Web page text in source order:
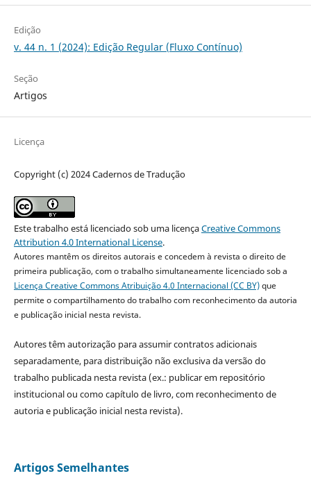
Edição
v. 44 n. 1 (2024): Edição Regular (Fluxo Contínuo)
Seção
Artigos
Licença
Copyright (c) 2024 Cadernos de Tradução
Este trabalho está licenciado sob uma licençaCreative Commons
Attribution 4.0 International License.
Autores mantêm os direitos autorais e concedem à revista o direito de
primeira publicação, com o trabalho simultaneamente licenciado sob a
Licença Creative Commons Atribuição 4.0 Internacional (CC BY)que
permite o compartilhamento do trabalho com reconhecimento da autoria
e publicação inicial nesta revista.
Autores têm autorização para assumir contratos adicionais
separadamente, para distribuição não exclusiva da versão do
trabalho publicada nesta revista (ex.: publicar em repositório
institucional ou como capítulo de livro, com reconhecimento de
autoria e publicação inicial nesta revista).
Artigos Semelhantes